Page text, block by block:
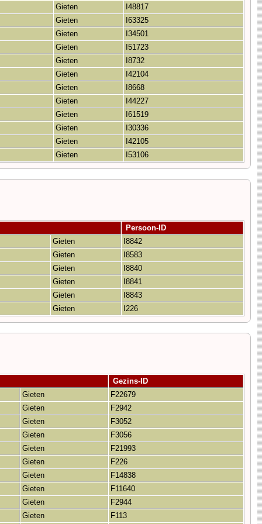
Gieten
I48817
Gieten
I63325
Gieten
I34501
Gieten
I51723
Gieten
I8732
Gieten
I42104
Gieten
I8668
Gieten
I44227
Gieten
I61519
Gieten
I30336
Gieten
I42105
Gieten I53106
Persoon-ID
Gieten
I8842
Gieten
I8583
Gieten
I8840
Gieten
I8841
Gieten
I8843
Gieten I226
Gezins-ID
Gieten
F22679
Gieten
F2942
Gieten
F3052
Gieten
F3056
Gieten
F21993
Gieten
F226
Gieten
F14838
Gieten
F11640
Gieten
F2944
Gieten F113